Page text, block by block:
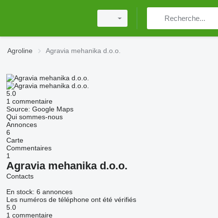
Agroline Agravia mehanika d.o.o.
5.0
1 commentaire
Source: Google Maps
Qui sommes-nous
Annonces
6
Carte
Commentaires
1
Agravia mehanika d.o.o.
Contacts
En stock: 6 annonces
Les numéros de téléphone ont été vérifiés
5.0
1 commentaire